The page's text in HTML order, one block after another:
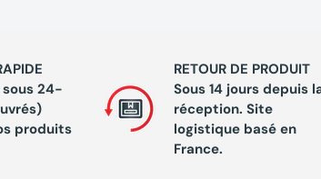
fiable des pièces pendant les opérations de
sous 24-
produits
RETOUR DE PRODUIT
Sous 14 jours depuis
réception. Site
logistique basé en
France.